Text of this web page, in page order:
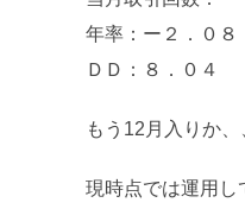
年率：ー２．０
ＤＤ：８．０４
もう12月入りか
現時点では運用し